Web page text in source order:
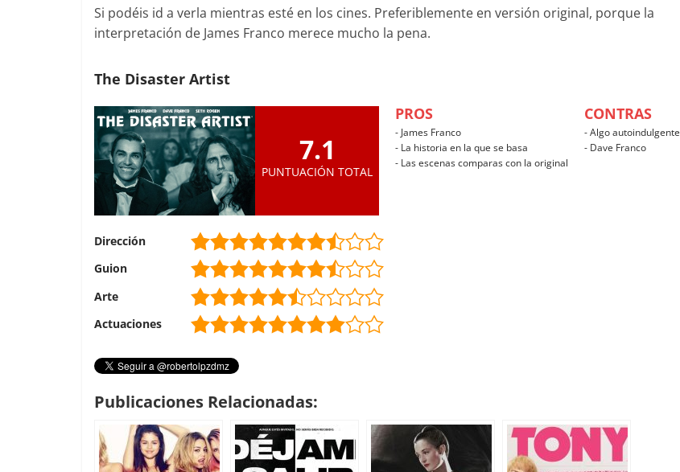
Si podéis id a verla mientras esté en los cines. Preferiblemente en versión original, porque la
interpretación de James Franco merece mucho la pena.
The Disaster Artist
7.1
PUNTUACIÓN TOTAL
PROS
- James Franco
- La historia en la que se basa
- Las escenas comparas con la original
CONTRAS
- Algo autoindulgente
- Dave Franco
Dirección
Guion
Arte
Actuaciones
Publicaciones Relacionadas: